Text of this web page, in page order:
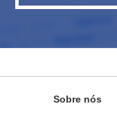
Sobre nós